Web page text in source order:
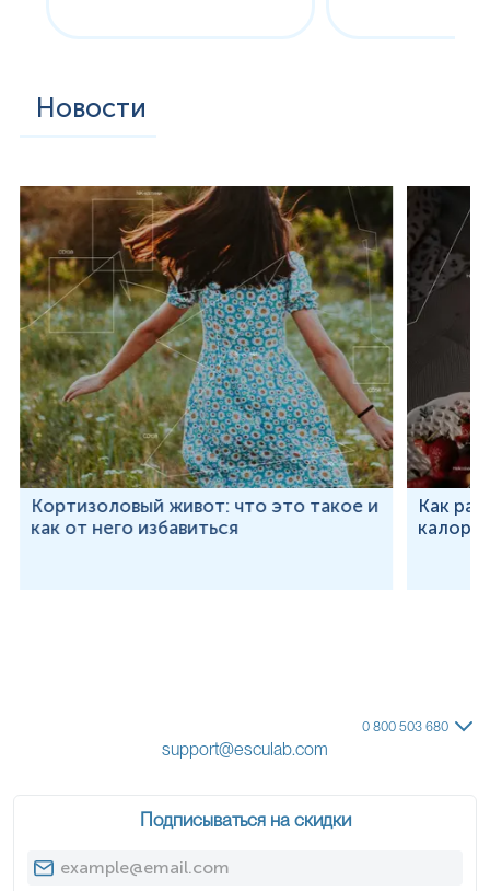
Новости
Кортизоловый живот: что это такое и
как от него избавиться
Как
0 800 503 680
support@esculab.com
Подписываться на скидки